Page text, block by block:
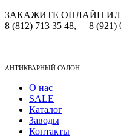
ЗАКАЖИТЕ ОНЛАЙН
8 (812) 713 35 48,
8 (921)
АНТИКВАРНЫЙ САЛОН
О нас
SALE
Каталог
Заводы
Контакты